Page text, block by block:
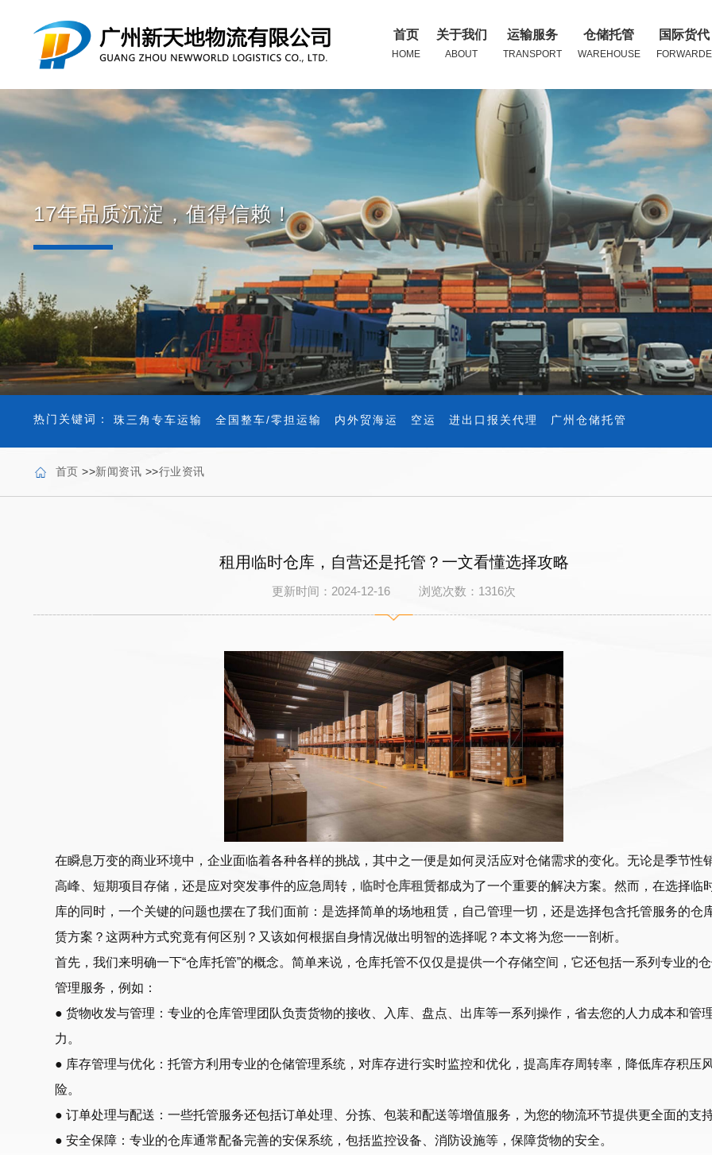
首页
HOME
关于我们
ABOUT
运输服务
TRANSPORT
仓储托管
WAREHOUSE
国际货代
FORWARDE
17年品质沉淀，值得信赖！
热门关键词： 珠三角专车运输 全国整车/零担运输 内外贸海运 空运 进出口报关代理 广州仓储托管
首页 >>新闻资讯 >>行业资讯
租用临时仓库，自营还是托管？一文看懂选择攻略
更新时间：2024-12-16 浏览次数： 1316次
在瞬息万变的商业环境中，企业面临着各种各样的挑战，其中之一便是如何灵活应对仓储需求的变化。无论是季节性
高峰、短期项目存储，还是应对突发事件的应急周转， 临时仓库租赁都成为了一个重要的解决方案。然而，在选择临
库的同时，一个关键的问题也摆在了我们面前：是选择简单的场地租赁，自己管理一切，还是选择包含托管服务的仓
赁方案？这两种方式究竟有何区别？又该如何根据自身情况做出明智的选择呢？本文将为您一一剖析。
首先，我们来明确一下“仓库托管”的概念。简单来说，仓库托管不仅仅是提供一个存储空间，它还包括一系列专业的
管理服务，例如：
● 货物收发与管理：专业的仓库管理团队负责货物的接收、入库、盘点、出库等一系列操作，省去您的人力成本和管
力。
● 库存管理与优化：托管方利用专业的仓储管理系统，对库存进行实时监控和优化，提高库存周转率，降低库存积压
险。
● 订单处理与配送：一些托管服务还包括订单处理、分拣、包装和配送等增值服务，为您的物流环节提供更全面的支持
● 安全保障：专业的仓库通常配备完善的安保系统，包括监控设备、消防设施等，保障货物的安全。